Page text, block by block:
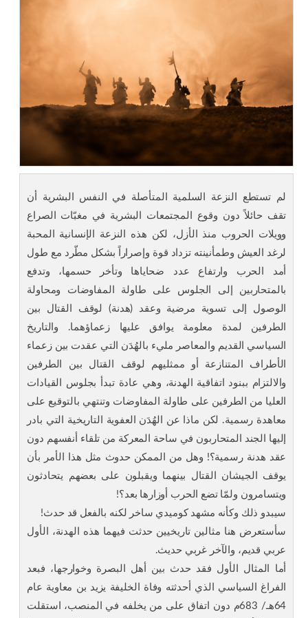
لم تستطع النزعة السلمية المتأصلة في النفس البشرية أن
تقف حائلاً دون وقوع المجتمعات البشرية في مغبّات الصراع
وويلات الحروب منذ الأزل، لكن هذه النزعة الإنسانية المحبة
لرغد العيش وطمأنينته تزداد قوة وإصراراً بشكل مطّرد مع طول
أمد الحرب وارتفاع عدد ضحاياها وتأخر حسمها، وتدفع
بالمتحاربين إلى الجلوس على طاولة المفاوضات ومحاولة
الوصول إلى تسوية مرضية وعقد (هدنة) لوقف القتال بين
الطرفين لمدة معلومة يوافق عليها زعماؤهما. والتاريخ
السياسي القديم والمعاصر مليء بالهُدَن التي عقدت بين زعماء
الأطراف المتنازعة أو ممثليهم لوقف القتال بين الطرفين
والالتزام ببنود اتفاقية الهدنة، وهي عادة تبدأ بجلوس القيادات
العليا من الطرفين على طاولة المفاوضات وتنتهي بالتوقيع على
معاهدة رسمية. لكن ماذا عن الهُدَن العفوية التاريخية التي بادر
إليها الجند المتحاربون في ساحة المعركة من تلقاء أنفسهم دون
عقد هدنة رسمية؟! وهل من الممكن حدوث مثل هذا الأمر بأن
يوقف الجيشان القتال بينهما ويقبلون على بعضهم يتحادثون
ويتسامرون ولمّا تضع الحرب أوزارها بعد؟!
سيبدو ذلك وكأنه مشهد كوميدي ساخر لكنه بالفعل قد حدث!
سأستعرض هنا مثالين تاريخيين حدثت فيهما هذه الهدنة، الأول
عربي قديم، والآخر غربي حديث.
أما المثال الأول فقد حدث بين أهل البصرة وخوارجها، فبعد
الفراغ السياسي الذي أحدثته وفاة الخليفة يزيد بن معاوية عام
64هـ/ 683م دون اتفاق على من يخلفه في المنصب، استقلت